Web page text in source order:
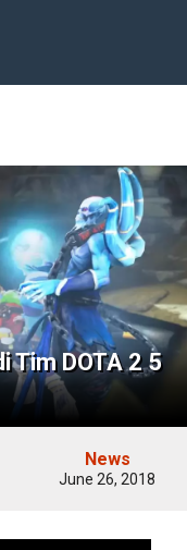
Tim DOTA 2 5
News
June 26, 2018